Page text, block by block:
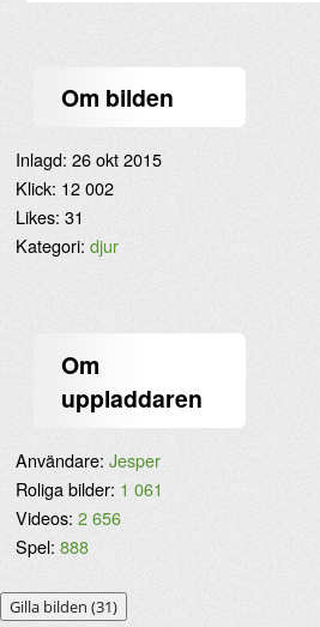
Om bilden
Inlagd: 26 okt 2015
Klick: 12 002
Likes: 31
Kategori: djur
Om
uppladdaren
Användare: Jesper
Roliga bilder: 1 061
Videos: 2 656
Spel: 888
Gilla bilden (31)